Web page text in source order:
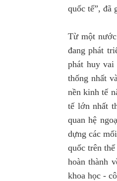
quốc tế”, đã
Từ một
đang phát
phát huy
thống nhất
nền kinh tế
tế lớn nhất
quan hệ
dựng các
quốc trên
hoàn thành
khoa học -